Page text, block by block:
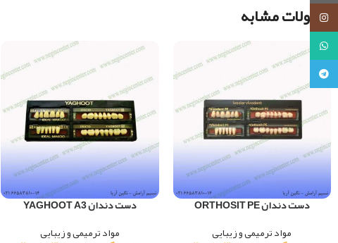
محصولات مشابه
دست دندان ORTHOSIT PE
مواد ترمیمی و زیبایی
دست دندان YAGHOOT A3
مواد ترمیمی و زیبایی
اینستاگرام
واتساپ